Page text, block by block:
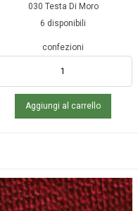
030 Testa Di Moro
6 disponibili
confezioni
Aggiungi al carrello